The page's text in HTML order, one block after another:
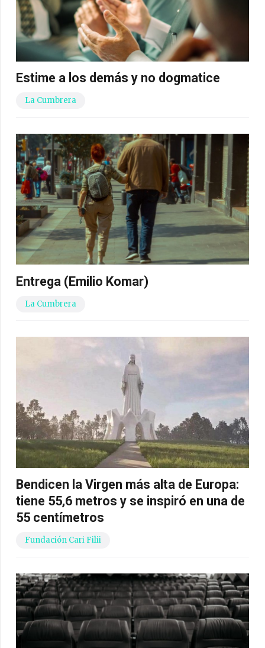
Estime a los demás y no dogmatice
La Cumbrera
Entrega (Emilio Komar)
La Cumbrera
Bendicen la Virgen más alta de Europa:
tiene 55,6 metros y se inspiró en una de
55 centímetros
Fundación Cari Filii